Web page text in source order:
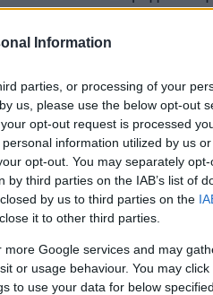
Information
parties, or processing of your
us, please use the below opt-out
opt-out request is processed
information utilized by us
opt-out. You may separately
third parties on the IAB’s list of
by us to third parties on the
it to other third parties.
Google services and may
or usage behaviour. You may
to use your data for below
να κάνει και
είπε.
της και ο φίλος
τη μαχαιρώσουν